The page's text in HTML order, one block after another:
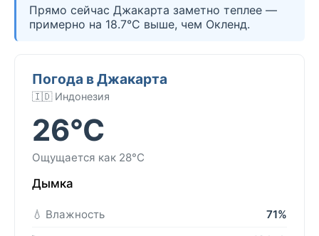
Прямо сейчас Джакарта заметно теплее —
примерно на 18.7°C выше, чем Окленд.
Погода в Джакарта
🇮🇩 Индонезия
26°C
Ощущается как 28°C
Дымка
💧 Влажность
71%